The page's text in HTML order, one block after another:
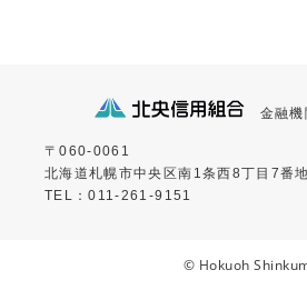
金融
〒060-0061
北海道札幌市中央区南1条西8丁目7番
TEL：011-261-9151
© Hokuoh